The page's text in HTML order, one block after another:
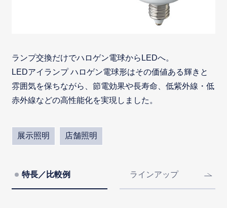
ランプ交換だけでハロゲン電球からLEDへ。
LEDアイランプ ハロゲン電球形はその価値ある輝きと
雰囲気を保ちながら、節電効果や長寿命、低紫外線・低
赤外線などの高性能化を実現しました。
展示照明 店舗照明
特長／比較例 ラインアップ